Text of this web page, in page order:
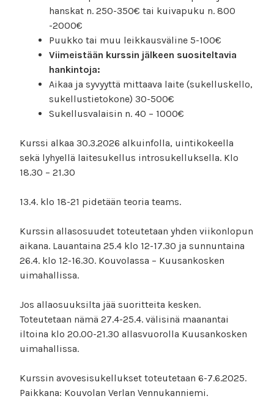
hanskat n. 250-350€ tai kuivapuku n. 800
-2000€
Puukko tai muu leikkausväline 5-100€
Viimeistään kurssin jälkeen suositeltavia
hankintoja:
Aikaa ja syvyyttä mittaava laite (sukelluskello,
sukellustietokone) 30-500€
Sukellusvalaisin n. 40 – 1000€
Kurssi alkaa 30.3.2026 alkuinfolla, uintikokeella
sekä lyhyellä laitesukellus introsukelluksella. Klo
18.30 – 21.30
13.4. klo 18-21 pidetään teoria teams.
Kurssin allasosuudet toteutetaan yhden viikonlopun
aikana. Lauantaina 25.4 klo 12-17.30 ja sunnuntaina
26.4. klo 12-16.30. Kouvolassa – Kuusankosken
uimahallissa.
Jos allaosuuksilta jää suoritteita kesken.
Toteutetaan nämä 27.4-25.4. välisinä maanantai
iltoina klo 20.00-21.30 allasvuorolla Kuusankosken
uimahallissa.
Kurssin avovesisukellukset toteutetaan 6-7.6.2025.
Paikkana: Kouvolan Verlan Vennukanniemi.